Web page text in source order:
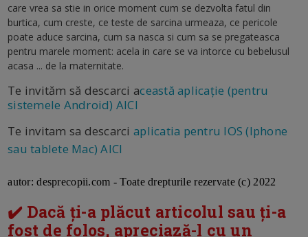
care vrea sa stie in orice moment cum se dezvolta fatul din
burtica, cum creste, ce teste de sarcina urmeaza, ce pericole
poate aduce sarcina, cum sa nasca si cum sa se pregateasca
pentru marele moment: acela in care se va intorce cu bebelusul
acasa ... de la maternitate.
Te invităm să descarci această aplicație (pentru
sistemele Android) AICI
Te invitam sa descarci aplicatia pentru IOS (Iphone
sau tablete Mac) AICI
autor: desprecopii.com - Toate drepturile rezervate (c) 2022
✔️ Dacă ți-a plăcut articolul sau ți-a
fost de folos, apreciază-l cu un